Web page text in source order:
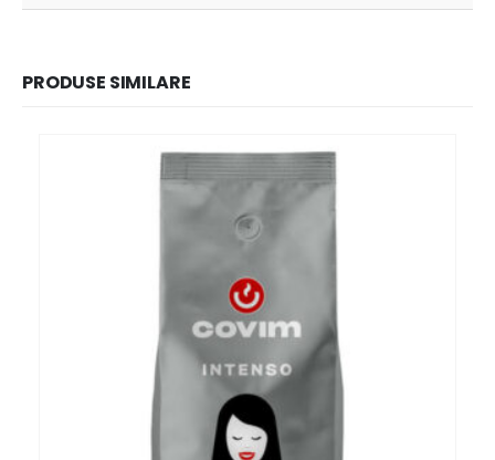
PRODUSE SIMILARE